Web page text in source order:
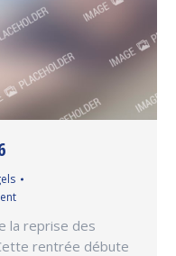
la reprise des
rentrée débute